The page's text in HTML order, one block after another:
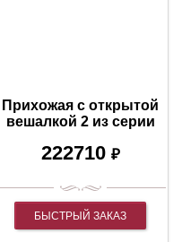
Прихожая с открытой
вешалкой 2 из серии
222710 ₽
БЫСТРЫЙ ЗАКАЗ